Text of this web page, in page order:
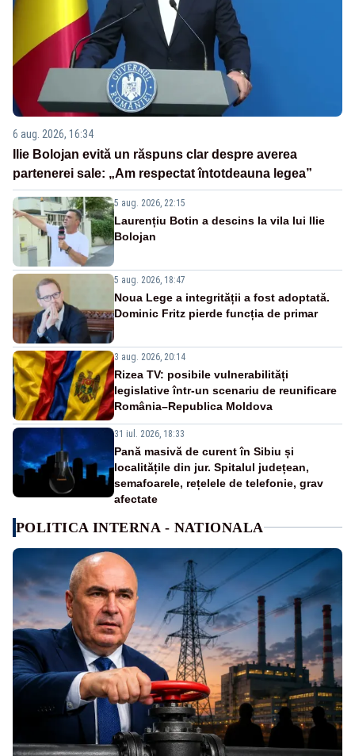
6 aug. 2026, 16:34
Ilie Bolojan evită un răspuns clar despre averea
partenerei sale: „Am respectat întotdeauna legea”
5 aug. 2026, 22:15
Laurențiu Botin a descins la vila lui Ilie
Bolojan
5 aug. 2026, 18:47
Noua Lege a integrității a fost adoptată.
Dominic Fritz pierde funcția de primar
3 aug. 2026, 20:14
Rizea TV: posibile vulnerabilități
legislative într-un scenariu de reunificare
România–Republica Moldova
31 iul. 2026, 18:33
Pană masivă de curent în Sibiu și
localitățile din jur. Spitalul județean,
semafoarele, rețelele de telefonie, grav
afectate
POLITICA INTERNA - NATIONALA